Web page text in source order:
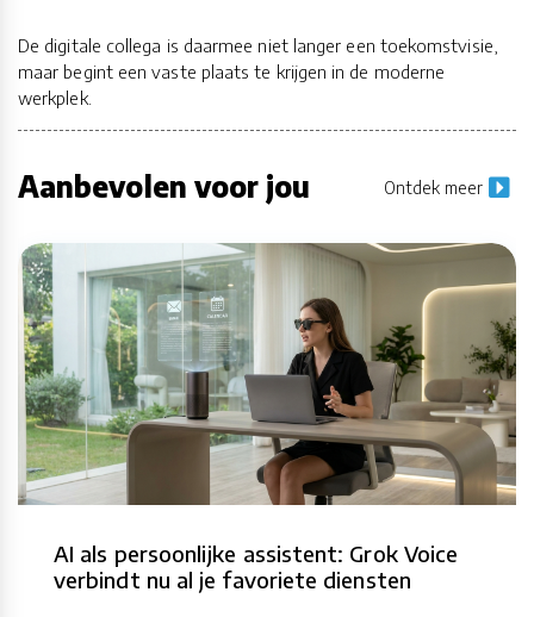
De digitale collega is daarmee niet langer een toekomstvisie,
maar begint een vaste plaats te krijgen in de moderne
werkplek.
Aanbevolen voor jou Ontdek meer
AI als persoonlijke assistent: Grok Voice
verbindt nu al je favoriete diensten